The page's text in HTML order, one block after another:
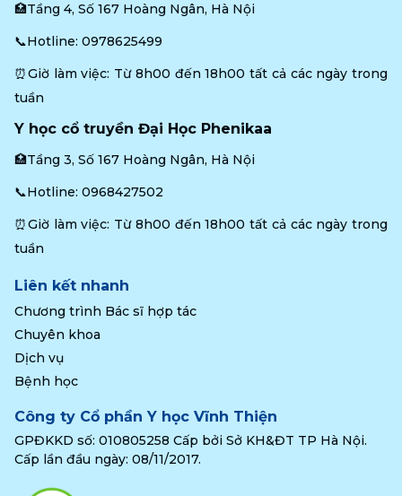
🏥Tầng 4, Số 167 Hoàng Ngân, Hà Nội
📞Hotline: 0978625499
⏰Giờ làm việc: Từ 8h00 đến 18h00 tất cả các ngày trong
tuần
Y học cổ truyền Đại Học Phenikaa
🏥Tầng 3, Số 167 Hoàng Ngân, Hà Nội
📞Hotline: 0968427502
⏰Giờ làm việc: Từ 8h00 đến 18h00 tất cả các ngày trong
tuần
Liên kết nhanh
Chương trình Bác sĩ hợp tác
Chuyên khoa
Dịch vụ
Bệnh học
Công ty Cổ phần Y học Vĩnh Thiện
GPĐKKD số: 010805258 Cấp bởi Sở KH&ĐT TP Hà Nội.
Cấp lần đầu ngày: 08/11/2017.